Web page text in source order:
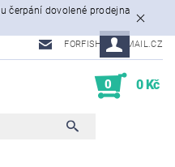
čerpání dovolené prodejna
FORFISHER@EMAIL.CZ
0 0 Kč